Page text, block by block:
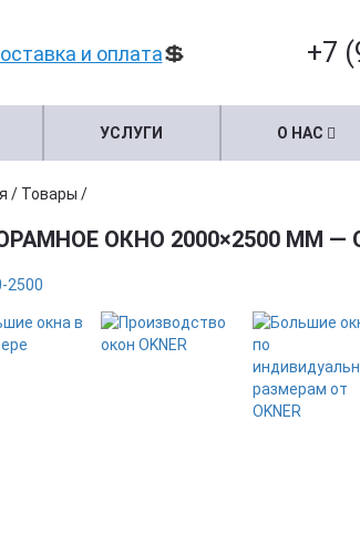
и оплата💲 +7
УСЛУГИ О НАС
/ Товары /
ОКНО 2000×2500 ММ